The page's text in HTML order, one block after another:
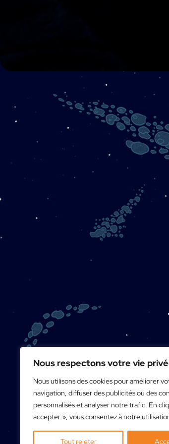
Nous respectons votre vie
Nous utilisons des cookies pour améliorer
navigation, diffuser des publicités ou des
personnalisés et analyser notre trafic. En
accepter », vous consentez à notre
Tout rejeter